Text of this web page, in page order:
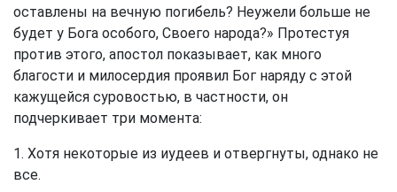
оставлены на вечную погибель? Неужели больше не
будет у Бога особого, Своего народа?» Протестуя
против этого, апостол показывает, как много
благости и милосердия проявил Бог наряду с этой
кажущейся суровостью, в частности, он
подчеркивает три момента:
1. Хотя некоторые из иудеев и отвергнуты, однако не
все.